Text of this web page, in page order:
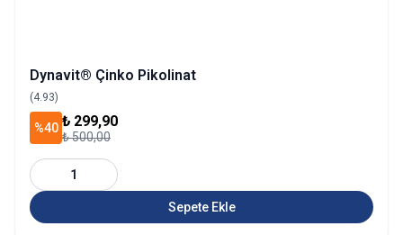
Dynavit® Çinko Pikolinat
(4.93)
%40 ₺ 299,90
₺ 500,00
1
Sepete Ekle